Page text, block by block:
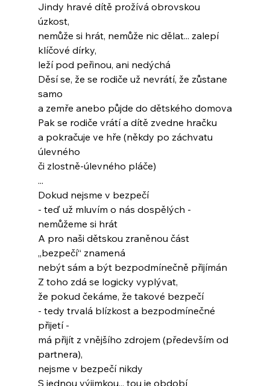
Jindy hravé dítě prožívá obrovskou
úzkost,
nemůže si hrát, nemůže nic dělat... zalepí
klíčové dírky,
leží pod peřinou, ani nedýchá
Děsí se, že se rodiče už nevrátí, že zůstane
samo
a zemře anebo půjde do dětského domova
Pak se rodiče vrátí a dítě zvedne hračku
a pokračuje ve hře (někdy po záchvatu
úlevného
či zlostně-úlevného pláče)
...
Dokud nejsme v bezpečí
- teď už mluvím o nás dospělých -
nemůžeme si hrát
A pro naši dětskou zraněnou část
„bezpečí“ znamená
nebýt sám a být bezpodmínečně přijímán
Z toho zdá se logicky vyplývat,
že pokud čekáme, že takové bezpečí
- tedy trvalá blízkost a bezpodmínečné
přijetí -
má přijít z vnějšího zdrojem (především od
partnera),
nejsme v bezpečí nikdy
S jednou výjimkou... tou je období